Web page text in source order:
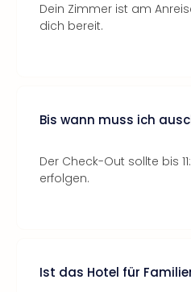
Dein Zimmer ist am
dich bereit.
Bis wann muss ich
Der Check-Out sollte bis
erfolgen.
Ist das Hotel für